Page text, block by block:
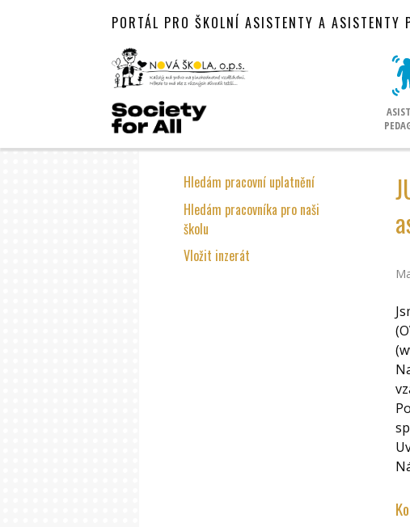
PORTÁL PRO ŠKOLNÍ ASISTENTY A ASISTENTY
Hledám pracovní uplatnění
Hledám pracovníka pro naši
školu
Vložit inzerát